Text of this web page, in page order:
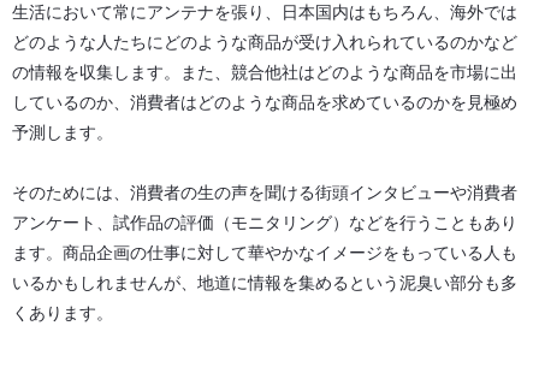
生活において常にアンテナを張り、日本国内はもちろん、海外では
どのような人たちにどのような商品が受け入れられているのかなど
の情報を収集します。また、競合他社はどのような商品を市場に出
しているのか、消費者はどのような商品を求めているのかを見極め
予測します。
そのためには、消費者の生の声を聞ける街頭インタビューや消費者
アンケート、試作品の評価（モニタリング）などを行うこともあり
ます。商品企画の仕事に対して華やかなイメージをもっている人も
いるかもしれませんが、地道に情報を集めるという泥臭い部分も多
くあります。